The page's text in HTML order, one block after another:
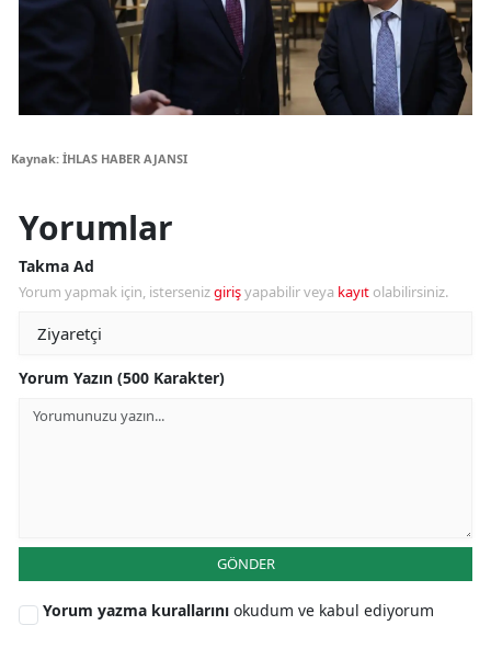
Kaynak: İHLAS HABER AJANSI
Yorumlar
Takma Ad
Yorum yapmak için, istersenizgirişyapabilir veya kayıt olabilirsiniz.
Yorum Yazın (500 Karakter)
GÖNDER
Yorum yazma kurallarını okudum ve kabul ediyorum